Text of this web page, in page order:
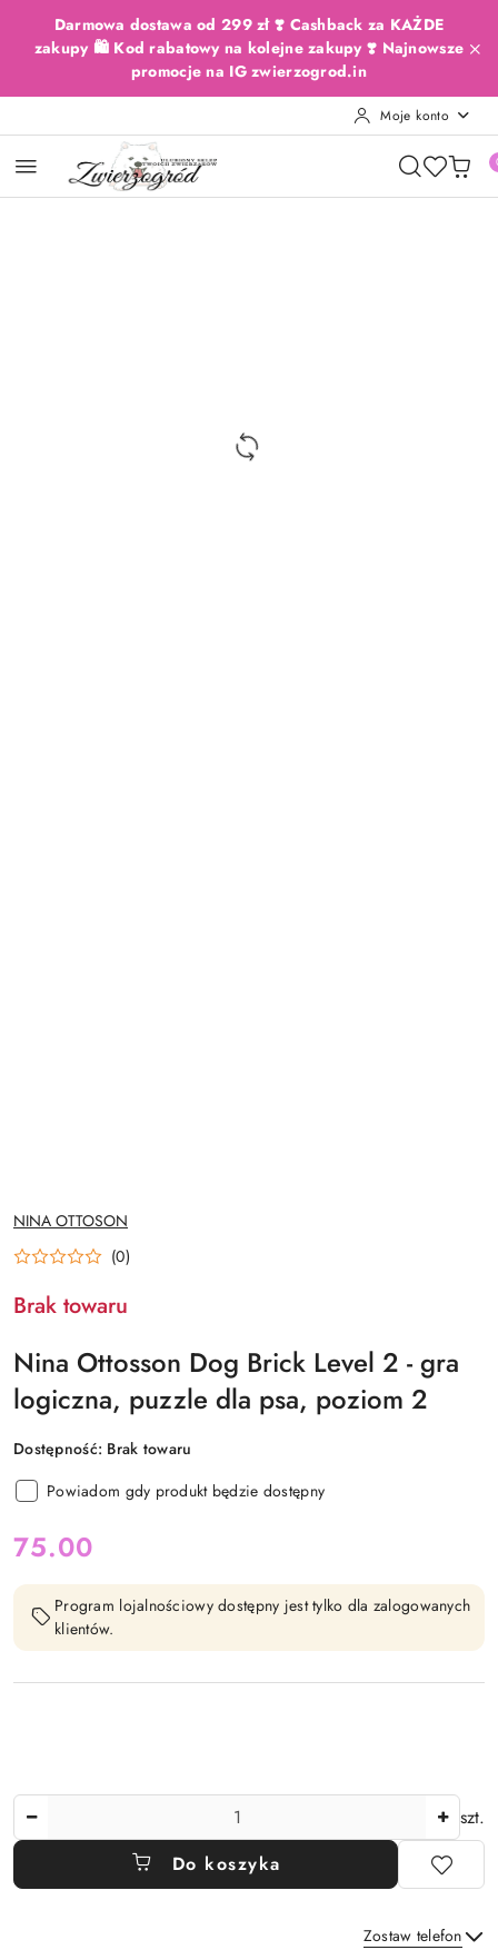
Przejdź do treści głównej
Przejdź do wyszukiwarki
Przejdź do moje konto
Przejdź do menu głównego
Przejdź do opisu produktu
Przejdź do stopki
Darmowa dostawa od 299 zł ❣️ Cashback za KAŻDE
zakupy 🛍️ Kod rabatowy na kolejne zakupy ❣️ Najnowsze
promocje na IG zwierzogrod.in
Moje konto
NAZWA
PRODUCENTA:
NINA OTTOSON
(0)
Brak towaru
Nina Ottosson Dog Brick Level 2 - gra
logiczna, puzzle dla psa, poziom 2
Dostępność: Brak towaru
Powiadom gdy produkt będzie dostępny
cena:
75.00
Program lojalnościowy dostępny jest tylko dla zalogowanych
klientów.
szt.
Do koszyka
Zostaw telefon